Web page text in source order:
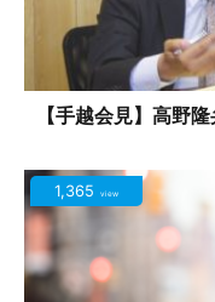
【手越会見】高野
1,365 view